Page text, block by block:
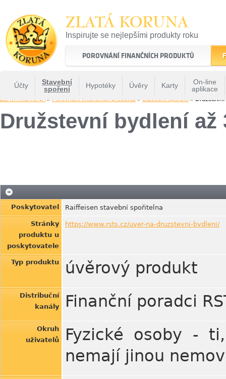
ZLATÁ KORUNA
Inspirujte se nejlepšími produkty roku
22 let tradice a kvality na finančním trhu
POROVNÁNÍ FINANČNÍCH PRODUKTŮ
Účty
Stavební
spoření
Hypotéky Úvěry Karty
On-line
aplikace
ZLATÁ KORUNA» Porovnání finančních produktů » Stavební spoření »
Družstevní bydlení až
Poskytovatel Raiffeisen stavební spořitelna
Stránky
produktu u
poskytovatele
https://www.rsts.cz/uver-na-druzstevni-bydleni/
Typ produktu úvěrový produkt
Distribuční
kanály
Finanční poradci
Okruh
uživatelů
Fyzické osoby -
nemají jinou